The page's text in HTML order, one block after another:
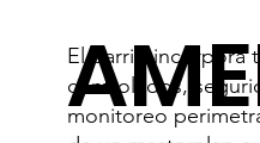
El barrio incorpora
controlados,
monitoreo